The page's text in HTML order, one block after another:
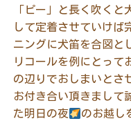
「ピー」と長く吹く
して定着させていけば
ニングに犬笛を合図と
リコールを例にとって
の辺りでおしまいとさ
お付き合い頂きまして
た明日の夜
のお越し